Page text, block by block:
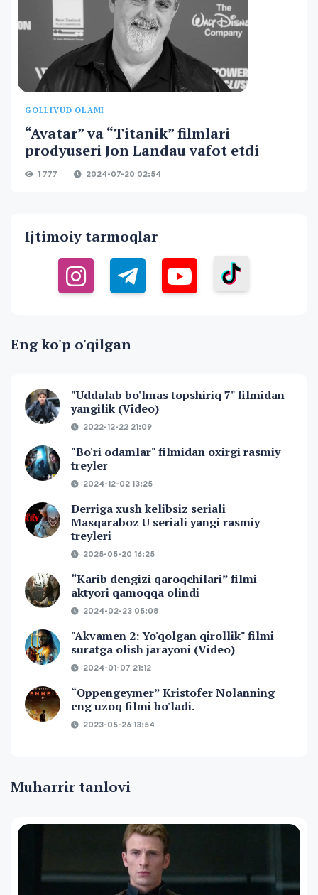
GOLLIVUD OLAMI
“Avatar” va “Titanik” filmlari
prodyuseri Jon Landau vafot etdi
1 777 2024-07-20 02:54
Ijtimoiy tarmoqlar
Eng ko'p o'qilgan
"Uddalab bo'lmas topshiriq 7" filmidan
yangilik (Video)
2022-12-22 21:09
"Bo'ri odamlar" filmidan oxirgi rasmiy
treyler
2024-12-02 13:25
Derriga xush kelibsiz seriali
Masqaraboz U seriali yangi rasmiy
treyleri
2025-05-20 16:25
“Karib dengizi qaroqchilari” filmi
aktyori qamoqqa olindi
2024-02-23 05:08
"Akvamen 2: Yo'qolgan qirollik" filmi
suratga olish jarayoni (Video)
2024-01-07 21:12
“Oppengeymer” Kristofer Nolanning
eng uzoq filmi bo'ladi.
2023-05-26 13:54
Muharrir tanlovi